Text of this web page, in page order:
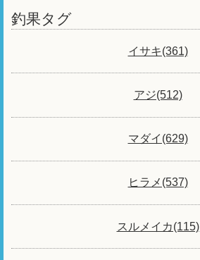
釣果タグ
イサキ(361)
アジ(512)
マダイ(629)
ヒラメ(537)
スルメイカ(115)